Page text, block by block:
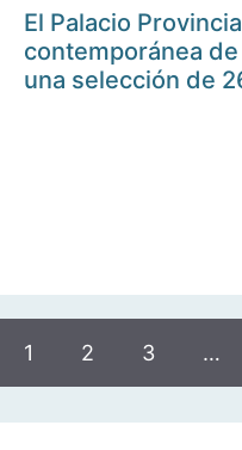
El Palacio
contemporánea
una selección de
1 2 3 …